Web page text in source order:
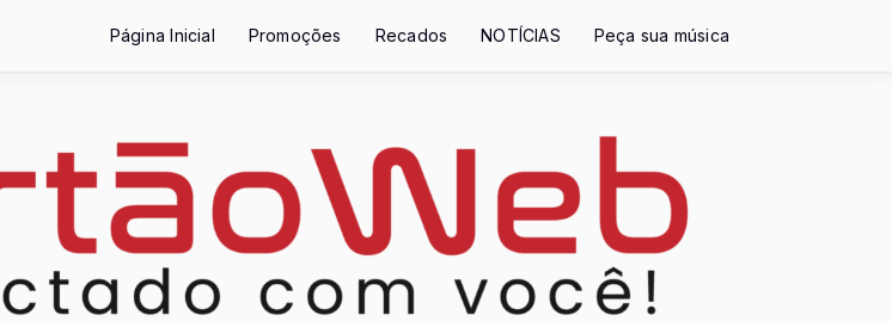
Página Inicial Promoções Recados NOTÍCIAS Peça sua música